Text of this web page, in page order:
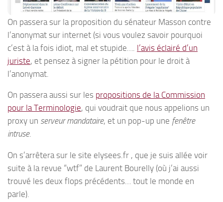
On passera sur la proposition du sénateur Masson contre
l’anonymat sur internet (si vous voulez savoir pourquoi
c’est à la fois idiot, mal et stupide…. l’avis éclairé d’un
juriste, et pensez à signer la pétition pour le droit à
l’anonymat.
On passera aussi sur les propositions de la Commission
pour la Terminologie, qui voudrait que nous appelions un
proxy un serveur mandataire, et un pop-up une fenêtre
intruse.
On s’arrêtera sur le site elysees.fr , que je suis allée voir
suite à la revue “wtf” de Laurent Bourelly (où j’ai aussi
trouvé les deux flops précédents… tout le monde en
parle).